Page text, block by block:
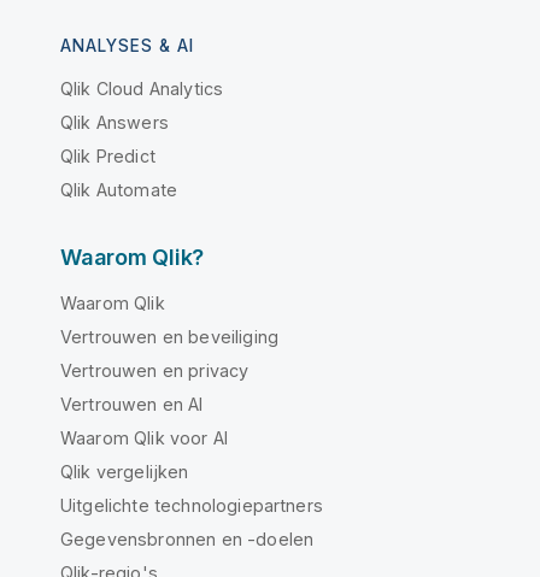
ANALYSES & AI
Qlik Cloud Analytics
Qlik Answers
Qlik Predict
Qlik Automate
Waarom Qlik?
Waarom Qlik
Vertrouwen en beveiliging
Vertrouwen en privacy
Vertrouwen en AI
Waarom Qlik voor AI
Qlik vergelijken
Uitgelichte technologiepartners
Gegevensbronnen en -doelen